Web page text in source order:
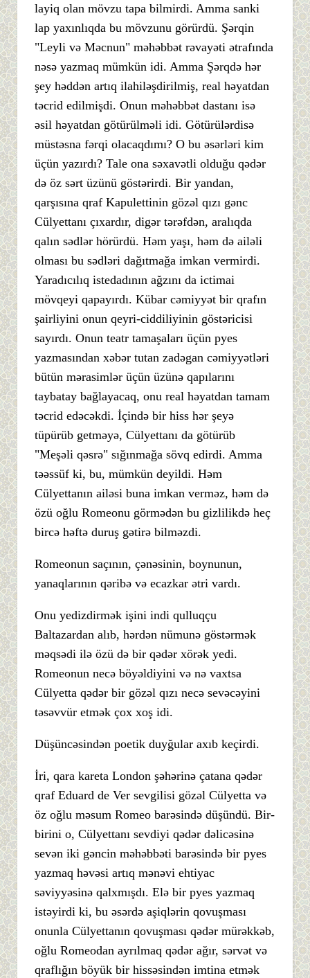
layiq olan mövzu tapa bilmirdi. Amma sanki
lap yaxınlıqda bu mövzunu görürdü. Şərqin
"Leyli və Məcnun" məhəbbət rəvayəti ətrafında
nəsə yazmaq mümkün idi. Amma Şərqdə hər
şey həddən artıq ilahiləşdirilmiş, real həyatdan
təcrid edilmişdi. Onun məhəbbət dastanı isə
əsil həyatdan götürülməli idi. Götürülərdisə
müstəsna fərqi olacaqdımı? O bu əsərləri kim
üçün yazırdı? Tale ona səxavətli olduğu qədər
də öz sərt üzünü göstərirdi. Bir yandan,
qarşısına qraf Kapulettinin gözəl qızı gənc
Cülyettanı çıxardır, digər tərəfdən, aralıqda
qalın sədlər hörürdü. Həm yaşı, həm də ailəli
olması bu sədləri dağıtmağa imkan vermirdi.
Yaradıcılıq istedadının ağzını da ictimai
mövqeyi qapayırdı. Kübar cəmiyyət bir qrafın
şairliyini onun qeyri-ciddiliyinin göstəricisi
sayırdı. Onun teatr tamaşaları üçün pyes
yazmasından xəbər tutan zadəgan cəmiyyətləri
bütün mərasimlər üçün üzünə qapılarını
taybatay bağlayacaq, onu real həyatdan tamam
təcrid edəcəkdi. İçində bir hiss hər şeyə
tüpürüb getməyə, Cülyettanı da götürüb
"Meşəli qəsrə" sığınmağa sövq edirdi. Amma
təəssüf ki, bu, mümkün deyildi. Həm
Cülyettanın ailəsi buna imkan verməz, həm də
özü oğlu Romeonu görmədən bu gizlilikdə heç
bircə həftə duruş gətirə bilməzdi.
Romeonun saçının, çənəsinin, boynunun,
yanaqlarının qəribə və ecazkar ətri vardı.
Onu yedizdirmək işini indi qulluqçu
Baltazardan alıb, hərdən nümunə göstərmək
məqsədi ilə özü də bir qədər xörək yedi.
Romeonun necə böyəldiyini və nə vaxtsa
Cülyetta qədər bir gözəl qızı necə sevəcəyini
təsəvvür etmək çox xoş idi.
Düşüncəsindən poetik duyğular axıb keçirdi.
İri, qara kareta London şəhərinə çatana qədər
qraf Eduard de Ver sevgilisi gözəl Cülyetta və
öz oğlu məsum Romeo barəsində düşündü. Bir-
birini o, Cülyettanı sevdiyi qədər dəlicəsinə
sevən iki gəncin məhəbbəti barəsində bir pyes
yazmaq həvəsi artıq mənəvi ehtiyac
səviyyəsinə qalxmışdı. Elə bir pyes yazmaq
istəyirdi ki, bu əsərdə aşiqlərin qovuşması
onunla Cülyettanın qovuşması qədər mürəkkəb,
oğlu Romeodan ayrılmaq qədər ağır, sərvət və
qraflığın böyük bir hissəsindən imtina etmək